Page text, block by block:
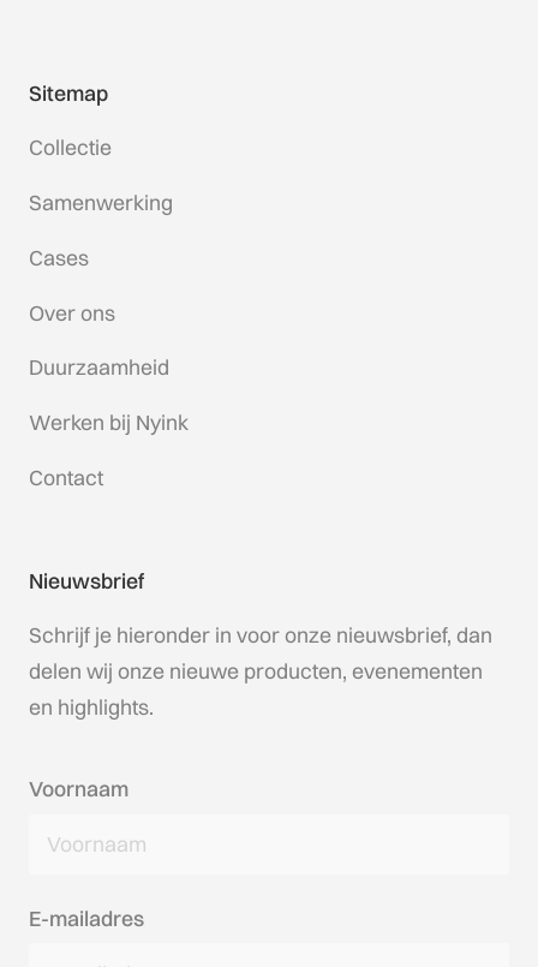
Sitemap
Collectie
Samenwerking
Cases
Over ons
Duurzaamheid
Werken bij Nyink
Contact
Nieuwsbrief
Schrijf je hieronder in voor onze nieuwsbrief, dan
delen wij onze nieuwe producten, evenementen
en highlights.
Voornaam
E-mailadres